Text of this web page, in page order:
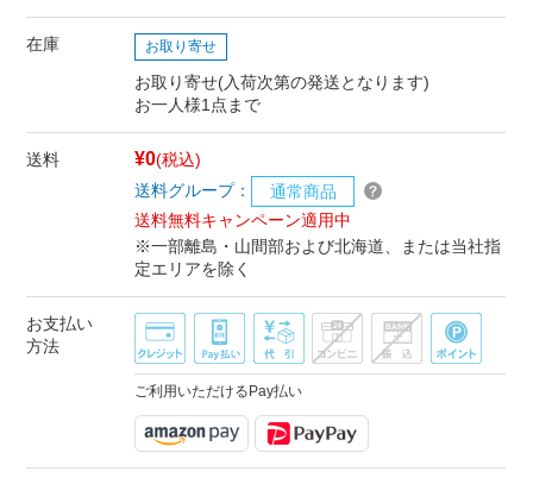
在庫 お取り寄せ
お取り寄せ(入荷次第の発送となります)
お一人様1点まで
送料 ¥0(税込)
送料グループ：
通常商品
送料無料キャンペーン適用中
※一部離島・山間部および北海道、または当社指
定エリアを除く
お支払い
方法
ご利用いただけるPay払い